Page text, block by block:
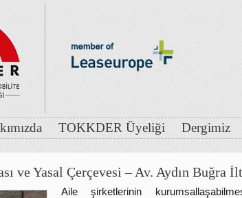
TOKKDER Üyeliği Dergimiz
ve Yasal Çerçevesi – Av. Aydın Buğra
Aile şirketlerinin